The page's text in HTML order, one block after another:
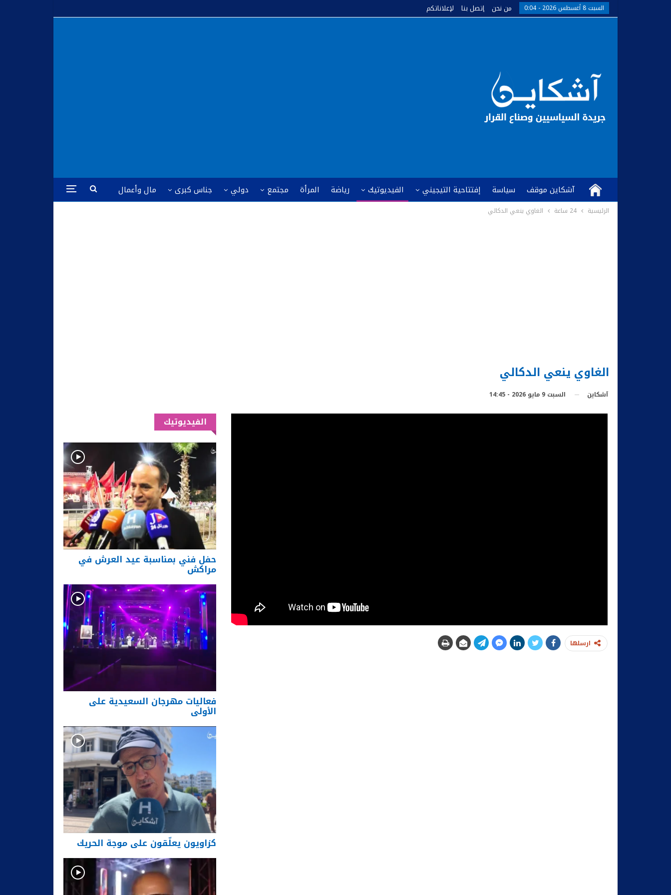
السبت 8 أغسطس 2026 - 0:04 من نحن إتصل بنا لإعلاناتكم
آشكاين موقف سياسة إفتتاحية التيجيني الفيديوتيك رياضة المرأة مجتمع دولي جناس كبرى
مال وأعمال
كُتّاب وآراء
آشكاين TV الرئيسية 24 ساعة الغاوي ينعي الدكالي
الغاوي ينعي الدكالي
آشكاين السبت 9 مايو 2026 - 14:45
ارسلها
الفيديوتيك
حفل فني بمناسبة عيد العرش في
مراكش
فعاليات مهرجان السعيدية على
الأولى
كزاويون يعلّقون على موجة الحريك